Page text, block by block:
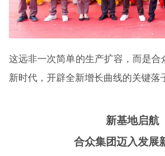
这远非一次简单的生产扩容，而是合
新时代，开辟全新增长曲线的关键落
新基地启航
合众集团迈入发展